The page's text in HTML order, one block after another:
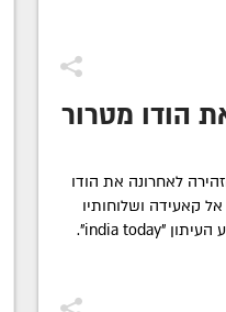
הודו מטרור
לאחרונה את הודו
קאעידה ושלוחותיו
בשטחה, כך דיווח בסוף השבוע העיתון "india today".